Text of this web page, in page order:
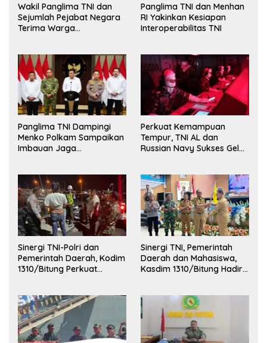
Wakil Panglima TNI dan
Sejumlah Pejabat Negara
Terima Warga
Panglima TNI dan Menhan
RI Yakinkan Kesiapan
Interoperabilitas TNI
Panglima TNI Dampingi
Menko Polkam Sampaikan
Imbauan Jaga
Perkuat Kemampuan
Tempur, TNI AL dan
Russian Navy Sukses Gelar
Sinergi TNI-Polri dan
Pemerintah Daerah, Kodim
1310/Bitung Perkuat
Sinergi TNI, Pemerintah
Daerah dan Mahasiswa,
Kasdim 1310/Bitung Hadiri
Kota Bitung